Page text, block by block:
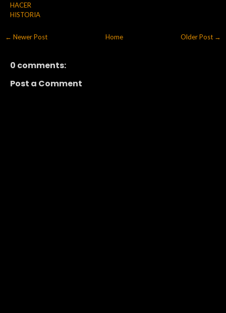
HACER
HISTORIA
← Newer Post Older Post →
Home
0 comments:
Post a Comment